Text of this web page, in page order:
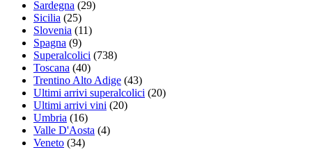
Sardegna (29)
Sicilia (25)
Slovenia (11)
Spagna (9)
Superalcolici (738)
Toscana (40)
Trentino Alto Adige (43)
Ultimi arrivi superalcolici (20)
Ultimi arrivi vini (20)
Umbria (16)
Valle D'Aosta (4)
Veneto (34)